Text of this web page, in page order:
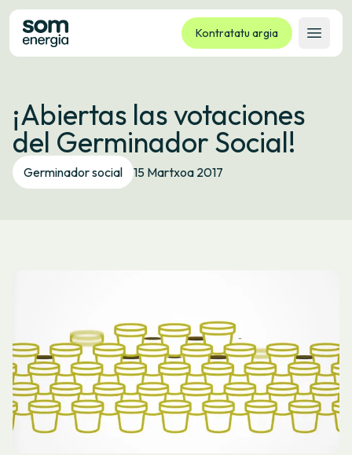
Kontratatu argia
Ireki
Tarifak
Zerbitzuak
Enpresak
Kooperatiba
¡Abiertas las votaciones
del Germinador Social!
Germinador social 15 Martxoa 2017